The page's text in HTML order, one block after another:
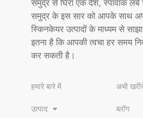
समुद्र से घिरा एक देश, स्पावाक
समुद्र के इस सार को आपके साथ
स्किनकेयर उत्पादों के माध्यम से
इतना है कि आपकी त्वचा हर समय
कर सकती है।
हमारे बारे में
उत्पाद
अभी
ब्लॉग